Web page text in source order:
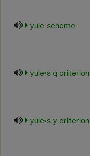
yule scheme
yule's q criterion
yule's y criterion